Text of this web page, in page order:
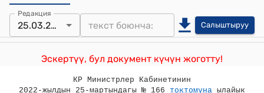
Редакция
25.03.2022 Салыштыруу
Эскертүү, бул документ күчүн жоготту!